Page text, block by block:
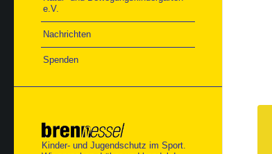
e.V.
Nachrichten
Spenden
Kinder- und Jugendschutz im Sport.